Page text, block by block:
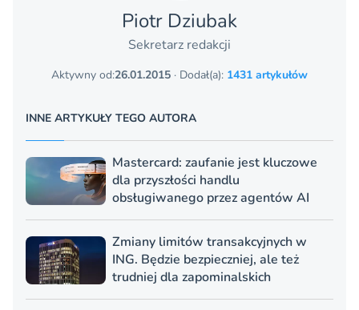
Piotr Dziubak
Sekretarz redakcji
Aktywny od:26.01.2015 · Dodał(a): 1431 artykułów
INNE ARTYKUŁY TEGO AUTORA
Mastercard: zaufanie jest kluczowe
dla przyszłości handlu
obsługiwanego przez agentów AI
Zmiany limitów transakcyjnych w
ING. Będzie bezpieczniej, ale też
trudniej dla zapominalskich